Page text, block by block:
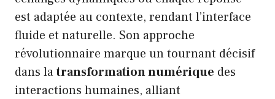
est adaptée au contexte, rendant l’interface
fluide et naturelle. Son approche
révolutionnaire marque un tournant décisif
dans latransformation numérique des
interactions humaines, alliant